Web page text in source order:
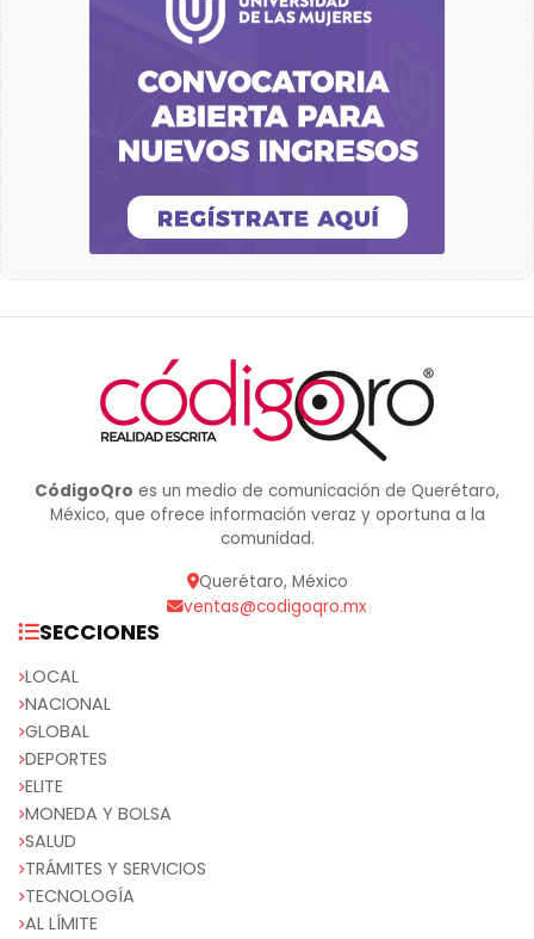
CódigoQro es un medio de comunicación de Querétaro,
México, que ofrece información veraz y oportuna a la
comunidad.
Querétaro, México
ventas@codigoqro.mx
SECCIONES
LOCAL
NACIONAL
GLOBAL
DEPORTES
ELITE
MONEDA Y BOLSA
SALUD
TRÁMITES Y SERVICIOS
TECNOLOGÍA
AL LÍMITE